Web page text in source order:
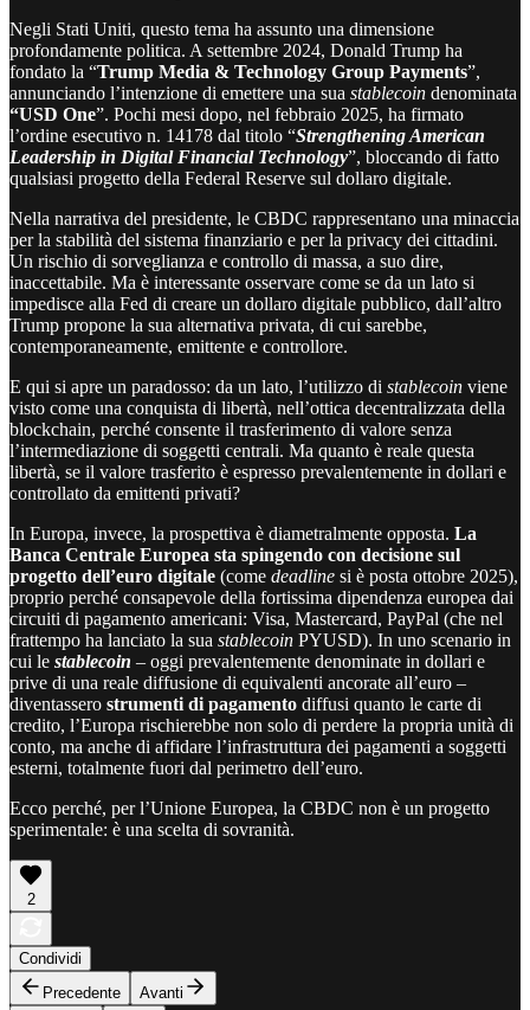
Negli Stati Uniti, questo tema ha assunto una dimensione
profondamente politica. A settembre 2024, Donald Trump ha
fondato la “Trump Media & Technology Group Payments”,
annunciando l’intenzione di emettere una sua stablecoin denominata
“USD One”. Pochi mesi dopo, nel febbraio 2025, ha firmato
l’ordine esecutivo n. 14178 dal titolo “Strengthening American
Leadership in Digital Financial Technology”, bloccando di fatto
qualsiasi progetto della Federal Reserve sul dollaro digitale.
Nella narrativa del presidente, le CBDC rappresentano una minaccia
per la stabilità del sistema finanziario e per la privacy dei cittadini.
Un rischio di sorveglianza e controllo di massa, a suo dire,
inaccettabile. Ma è interessante osservare come se da un lato si
impedisce alla Fed di creare un dollaro digitale pubblico, dall’altro
Trump propone la sua alternativa privata, di cui sarebbe,
contemporaneamente, emittente e controllore.
E qui si apre un paradosso: da un lato, l’utilizzo di stablecoin viene
visto come una conquista di libertà, nell’ottica decentralizzata della
blockchain, perché consente il trasferimento di valore senza
l’intermediazione di soggetti centrali. Ma quanto è reale questa
libertà, se il valore trasferito è espresso prevalentemente in dollari e
controllato da emittenti privati?
In Europa, invece, la prospettiva è diametralmente opposta. La
Banca Centrale Europea sta spingendo con decisione sul
progetto dell’euro digitale (come deadline si è posta ottobre 2025),
proprio perché consapevole della fortissima dipendenza europea dai
circuiti di pagamento americani: Visa, Mastercard, PayPal (che nel
frattempo ha lanciato la sua stablecoin PYUSD). In uno scenario in
cui le stablecoin – oggi prevalentemente denominate in dollari e
prive di una reale diffusione di equivalenti ancorate all’euro –
diventassero strumenti di pagamento diffusi quanto le carte di
credito, l’Europa rischierebbe non solo di perdere la propria unità di
conto, ma anche di affidare l’infrastruttura dei pagamenti a soggetti
esterni, totalmente fuori dal perimetro dell’euro.
Ecco perché, per l’Unione Europea, la CBDC non è un progetto
sperimentale: è una scelta di sovranità.
2
Condividi
Precedente
Avanti